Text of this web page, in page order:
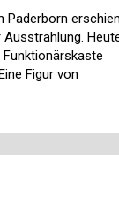
Paderborn
Figur von